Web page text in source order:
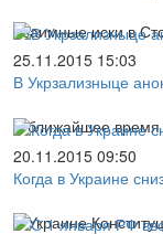
Взаимные иски в
25.11.2015 15:03
В Укрзализныце
В ближайшее время
20.11.2015 09:50
Когда в Украине
В Украине